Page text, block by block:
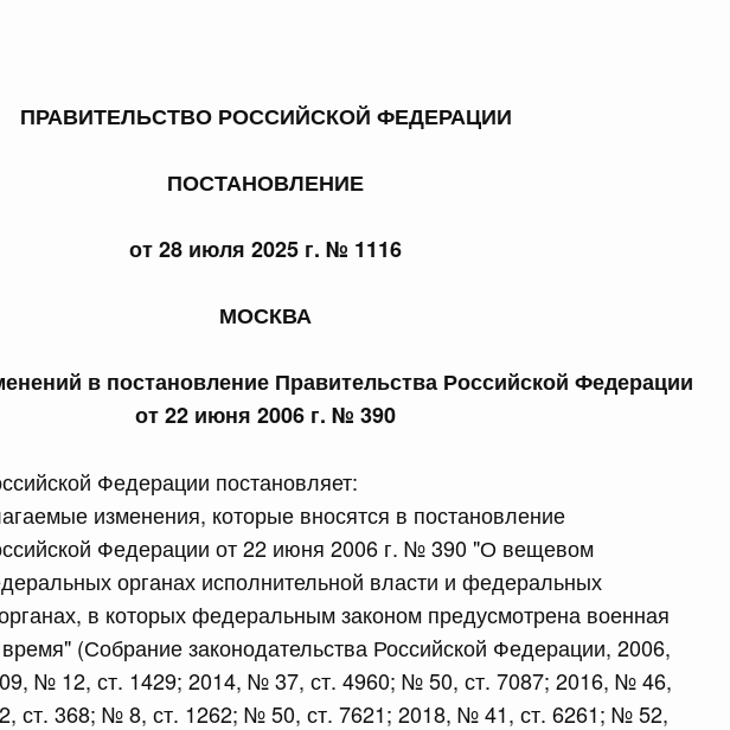
ПРАВИТЕЛЬСТВО РОССИЙСКОЙ ФЕДЕРАЦИИ
ПОСТАНОВЛЕНИЕ
от 28 июля 2025 г. № 1116
МОСКВА
в постановление Правительства Российской Федерации
от 22 июня 2006 г. № 390
Федерации постановляет:
изменения, которые вносятся в постановление
Федерации от 22 июня 2006 г. № 390 "О вещевом
органах исполнительной власти и федеральных
в которых федеральным законом предусмотрена военная
(Собрание законодательства Российской Федерации, 2006,
№ 12, ст. 1429; 2014, № 37, ст. 4960; № 50, ст. 7087; 2016, № 46,
ст. 368; № 8, ст. 1262; № 50, ст. 7621; 2018, № 41, ст. 6261; № 52,
к ним
июля, пятница
Федерации от 24.07.2026 г. № 933
процентной ставки размещения средств резерва
Российской Федерации по обязательному
июля, четверг